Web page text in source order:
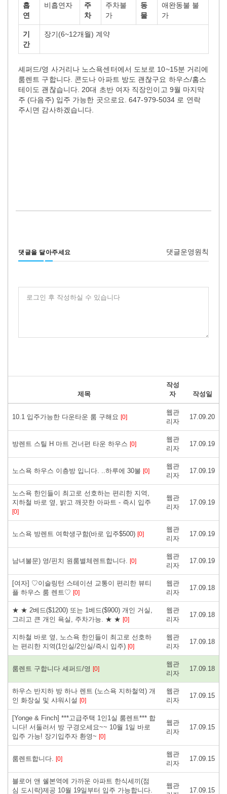
흡
연
비흡연자
주
차
주차불
가
동
물
애완동불 불
가
기
간
장기(6~12개월) 계약
셰퍼드/영 사거리나 노스욕센터에서 도보로 10~15분 거리에
룸렌트 구합니다. 콘도나 아파트 방도 괜찮구요 하우스/홈스
테이도 괜찮습니다. 20대 초반 여자 직장인이고 9월 마지막
주 (다음주) 입주 가능한 곳으로요. 647-979-5034 로 연락
주시면 감사하겠습니다.
댓글을 달아주세요 댓글운영원칙
로그인 후 작성하실 수 있습니다
제목
작성
자
작성일
10.1 입주가능한 다운타운 룸 구해요 [0]
웹관
리자
17.09.20
방렌트 스틸 H 마트 건너편 타운 하우스 [0]
웹관
리자
17.09.19
노스욕 하우스 이층방 입니다. ..하루에 30불 [0]
웹관
리자
17.09.19
노스욕 한인들이 최고로 선호하는 편리한 지역,
지하철 바로 옆, 밝고 깨끗한 아파트 - 즉시 입주
[0]
웹관
리자
17.09.19
노스욕 방렌트 여학생구함(바로 입주$500) [0]
웹관
리자
17.09.19
남녀불문) 영/핀치 원룸별체렌트합니다. [0]
웹관
리자
17.09.19
[여자] ♡이슬링턴 스테이션 교통이 편리한 뷰티
플 하우스 룸 렌트♡ [0]
웹관
리자
17.09.18
★ ★ 2베드($1200) 또는 1베드($900) 개인 거실,
그리고 큰 개인 욕실, 주차가능. ★ ★ [0]
웹관
리자
17.09.18
지하철 바로 옆, 노스욕 한인들이 최고로 선호하
는 편리한 지역(1인실/2인실/즉시 입주) [0]
웹관
리자
17.09.18
룸렌트 구합니다 셰퍼드/영 [0]
웹관
리자
17.09.18
하우스 반지하 방 하나 렌트 (노스욕 지하철역) 개
인 화장실 및 샤워시설 [0]
웹관
리자
17.09.15
[Yonge & Finch] ***고급주택 1인1실 룸렌트*** 합
니다! 서둘러서 방 구경오세요~~ 10월 1일 바로
입주 가능! 장기입주자 환영~ [0]
웹관
리자
17.09.15
룸렌트합니다. [0]
웹관
리자
17.09.15
블로어 앤 쉘본역에 가까운 아파트 한식세끼(점
심 도시락)제공 10월 19일부터 입주 가능합니다.
웹관
17.09.15